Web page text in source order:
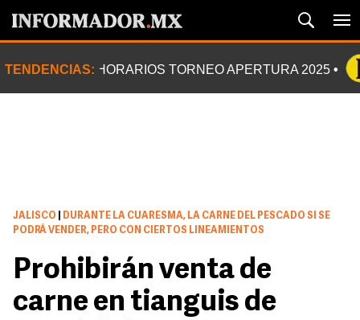
TENDENCIAS: HORARIOS TORNEO APERTURA 2025
JALISCO
DURANTE LA CUARESMA, LA CARNE DEL PESCADO SI SE
PODRÁ VENDER, PERO CON CIERTOS LINEAMIENTOS
Prohibirán venta de
carne en tianguis de